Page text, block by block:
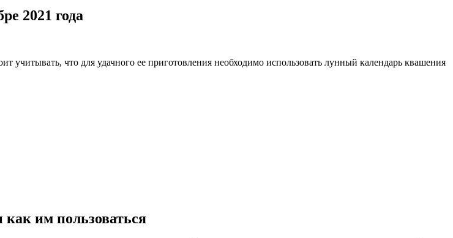
2021 года
учитывать, что для удачного ее приготовления необходимо использовать лунный календарь квашения
им пользоваться